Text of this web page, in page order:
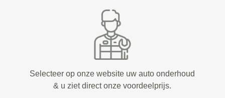
Selecteer op onze website uw auto onderhoud
& u ziet direct onze voordeelprijs.